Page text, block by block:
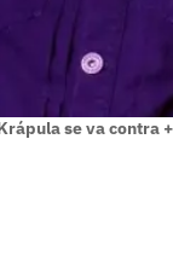
se va contra